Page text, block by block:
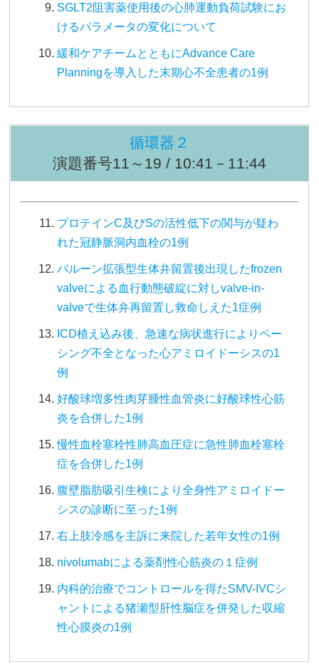
SGLT2阻害薬使用後の心肺運動負荷試験にお
けるパラメータの変化について
緩和ケアチームとともにAdvance Care
Planningを導入した末期心不全患者の1例
循環器２
演題番号11～19 / 10:41－11:44
プロテインC及びSの活性低下の関与が疑わ
れた冠静脈洞内血栓の1例
バルーン拡張型生体弁留置後出現したfrozen
valveによる血行動態破綻に対しvalve-in-
valveで生体弁再留置し救命しえた1症例
ICD植え込み後、急速な病状進行によりペー
シング不全となった心アミロイドーシスの1
例
好酸球増多性肉芽腫性血管炎に好酸球性心筋
炎を合併した1例
慢性血栓塞栓性肺高血圧症に急性肺血栓塞栓
症を合併した1例
腹壁脂肪吸引生検により全身性アミロイドー
シスの診断に至った1例
右上肢冷感を主訴に来院した若年女性の1例
nivolumabによる薬剤性心筋炎の１症例
内科的治療でコントロールを得たSMV-IVCシ
ャントによる猪瀬型肝性脳症を併発した収縮
性心膜炎の1例